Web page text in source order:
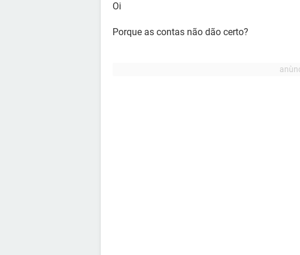
Oi
Porque as contas não dão certo?